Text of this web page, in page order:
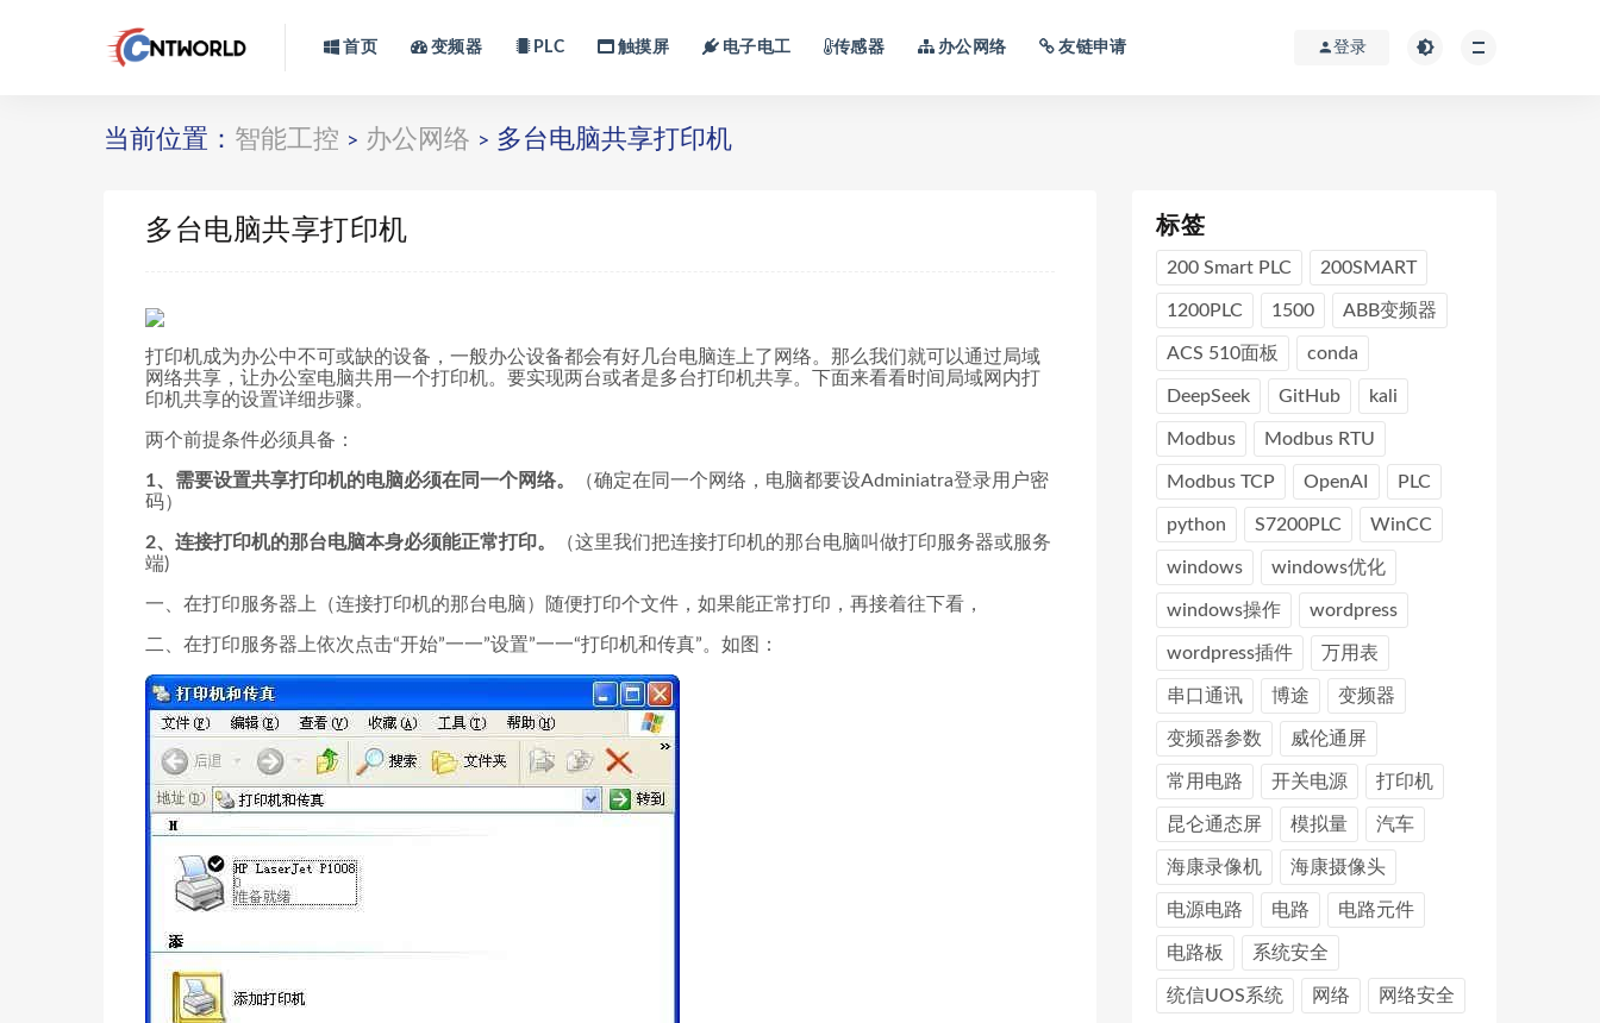
首页 变频器 PLC 触摸屏 电子电工 传感器 办公网络 友链申请 登录
当前位置： 智能工控 > 办公网络 > 多台电脑共享打印机
多台电脑共享打印机
打印机成为办公中不可或缺的设备，一般办公设备都会有好几台电脑连上了网络。那么我们就可以通过局域
网络共享，让办公室电脑共用一个打印机。要实现两台或者是多台打印机共享。下面来看看时间局域网内打
印机共享的设置详细步骤。
两个前提条件必须具备：
1、需要设置共享打印机的电脑必须在同一个网络。
（确定在同一个网络，电脑都要设Adminiatra登录用户密
码）
2、连接打印机的那台电脑本身必须能正常打印。
（这里我们把连接打印机的那台电脑叫做打印服务器或服务
端)
一、在打印服务器上（连接打印机的那台电脑）随便打印个文件，如果能正常打印，再接着往下看，
二、在打印服务器上依次点击“开始”一一”设置”一一“打印机和传真”。如图：
标签
200 Smart PLC 200SMART
1200PLC 1500 ABB变频器
ACS 510面板 conda
DeepSeek GitHub kali
Modbus Modbus RTU
Modbus TCP OpenAI PLC
python S7200PLC WinCC
windows windows优化
windows操作 wordpress
wordpress插件 万用表
串口通讯 博途 变频器
变频器参数 威伦通屏
常用电路 开关电源 打印机
昆仑通态屏 模拟量 汽车
海康录像机 海康摄像头
电源电路 电路 电路元件
电路板 系统安全
统信UOS系统 网络 网络安全